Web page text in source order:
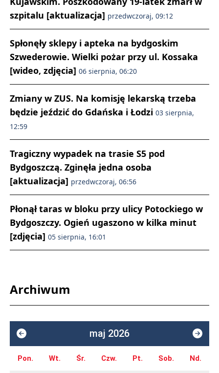
szpitalu [aktualizacja] przedwczoraj, 09:12
Spłonęły sklepy i apteka na bydgoskim
Szwederowie. Wielki pożar przy ul. Kossaka
[wideo, zdjęcia] 06 sierpnia, 06:20
Zmiany w ZUS. Na komisję lekarską trzeba
będzie jeździć do Gdańska i Łodzi 03 sierpnia,
12:59
Tragiczny wypadek na trasie S5 pod
Bydgoszczą. Zginęła jedna osoba
[aktualizacja] przedwczoraj, 06:56
Płonął taras w bloku przy ulicy Potockiego w
Bydgoszczy. Ogień ugaszono w kilka minut
[zdjęcia] 05 sierpnia, 16:01
Archiwum
maj 2026
Pon. Wt. Śr. Czw. Pt. Sob. Nd.